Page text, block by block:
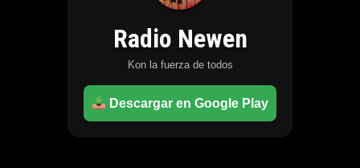
Radio Newen
Kon la fuerza de todos
Descargar en Google Play